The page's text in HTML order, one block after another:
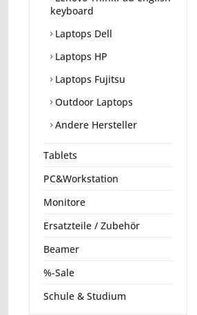
keyboard
Laptops Dell
Laptops HP
Laptops Fujitsu
Outdoor Laptops
Andere Hersteller
Tablets
PC&Workstation
Monitore
Ersatzteile / Zubehör
Beamer
%-Sale
Schule & Studium